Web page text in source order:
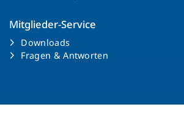
Mitglieder-Service
Downloads
Fragen & Antworten